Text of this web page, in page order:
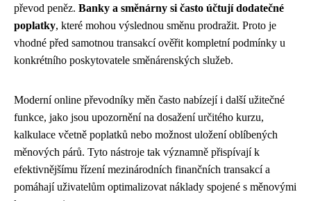
převod peněz. Banky a směnárny si často účtují dodatečné
poplatky, které mohou výslednou směnu prodražit. Proto je
vhodné před samotnou transakcí ověřit kompletní podmínky u
konkrétního poskytovatele směnárenských služeb.
Moderní online převodníky měn často nabízejí i další užitečné
funkce, jako jsou upozornění na dosažení určitého kurzu,
kalkulace včetně poplatků nebo možnost uložení oblíbených
měnových párů. Tyto nástroje tak významně přispívají k
efektivnějšímu řízení mezinárodních finančních transakcí a
pomáhají uživatelům optimalizovat náklady spojené s měnovými